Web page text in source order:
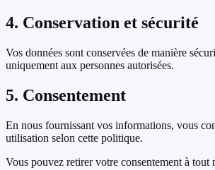
4. Conservation et sécurité
Vos données sont conservées de manière
uniquement aux personnes autorisées.
5. Consentement
En nous fournissant vos informations, vous
utilisation selon cette politique.
Vous pouvez retirer votre consentement à tout